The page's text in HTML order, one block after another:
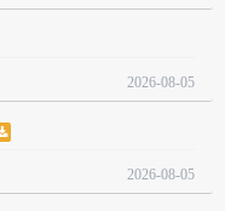
2026-08-05
2026-08-05